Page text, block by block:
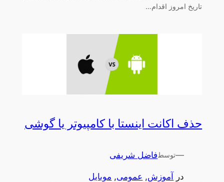
تاریخ امروز اقدام…
حذف اکانت اینستا با کامپیوتر یا گوشی
—توسطفاضل شریفی
در آموزش, عمومی, موبایل